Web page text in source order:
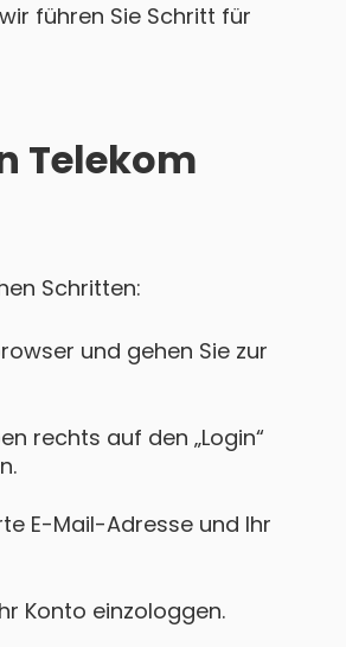
führen Sie Schritt für
Telekom
Schritten:
und gehen Sie zur
rechts auf den „Login“
E-Mail-Adresse und Ihr
Konto einzologgen.